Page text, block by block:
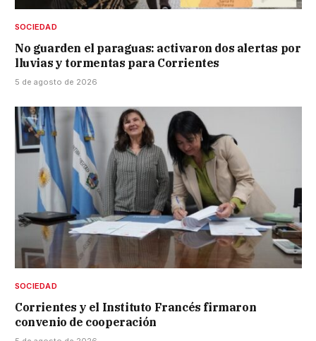
SOCIEDAD
No guarden el paraguas: activaron dos alertas por
lluvias y tormentas para Corrientes
5 de agosto de 2026
SOCIEDAD
Corrientes y el Instituto Francés firmaron
convenio de cooperación